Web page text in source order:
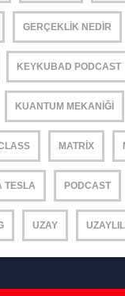
GERÇEKLIK NEDIR
KEYKUBAD PODCAST
KUANTUM MEKANIĞI
MATRIX
TESLA PODCAST
UZAY